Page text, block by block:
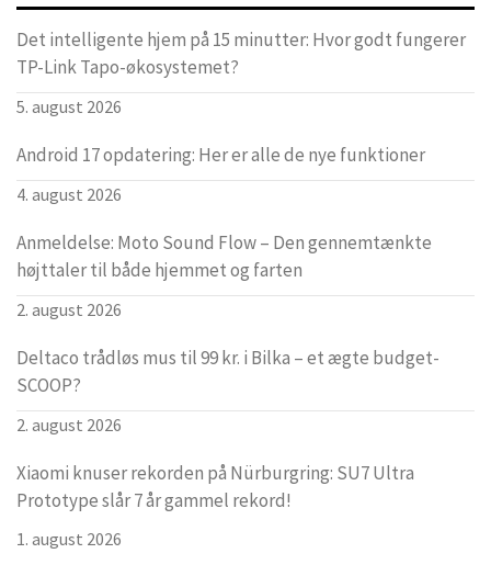
Det intelligente hjem på 15 minutter: Hvor godt fungerer
TP-Link Tapo-økosystemet?
5. august 2026
Android 17 opdatering: Her er alle de nye funktioner
4. august 2026
Anmeldelse: Moto Sound Flow – Den gennemtænkte
højttaler til både hjemmet og farten
2. august 2026
Deltaco trådløs mus til 99 kr. i Bilka – et ægte budget-
SCOOP?
2. august 2026
Xiaomi knuser rekorden på Nürburgring: SU7 Ultra
Prototype slår 7 år gammel rekord!
1. august 2026